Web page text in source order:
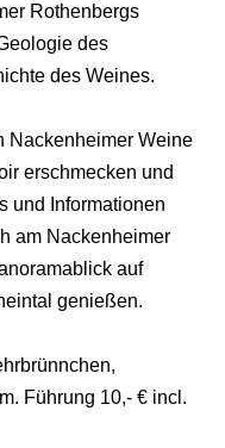
Rothenbergs
des
des Weines.
Nackenheimer Weine
erschmecken und
und Informationen
am Nackenheimer
auf
genießen.
Führung 10,- € incl.